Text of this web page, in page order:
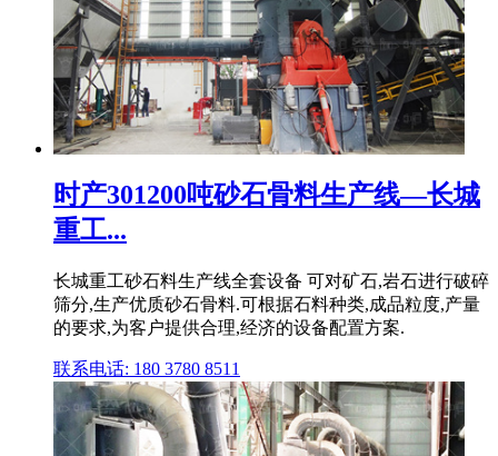
时产301200吨砂石骨料生产线—长城
重工...
长城重工砂石料生产线全套设备 可对矿石,岩石进行破碎
筛分,生产优质砂石骨料.可根据石料种类,成品粒度,产量
的要求,为客户提供合理,经济的设备配置方案.
联系电话: 180 3780 8511